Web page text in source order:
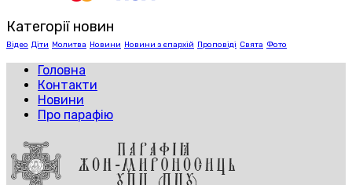
Категорії новин
Відео Діти Молитва Новини Новини з єпархій Проповіді Свята Фото
Головна
Контакти
Новини
Про парафію